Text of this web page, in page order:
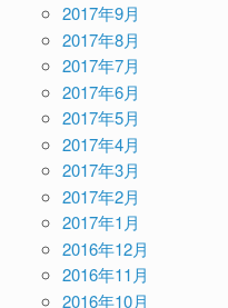
2017年9月
2017年8月
2017年7月
2017年6月
2017年5月
2017年4月
2017年3月
2017年2月
2017年1月
2016年12月
2016年11月
2016年10月